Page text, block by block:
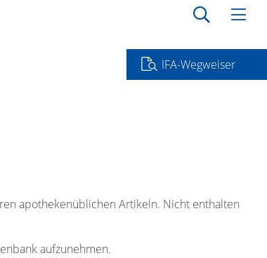
apothekenüblichen Artikeln. Nicht enthalten
aufzunehmen.
IFA-Wegweiser